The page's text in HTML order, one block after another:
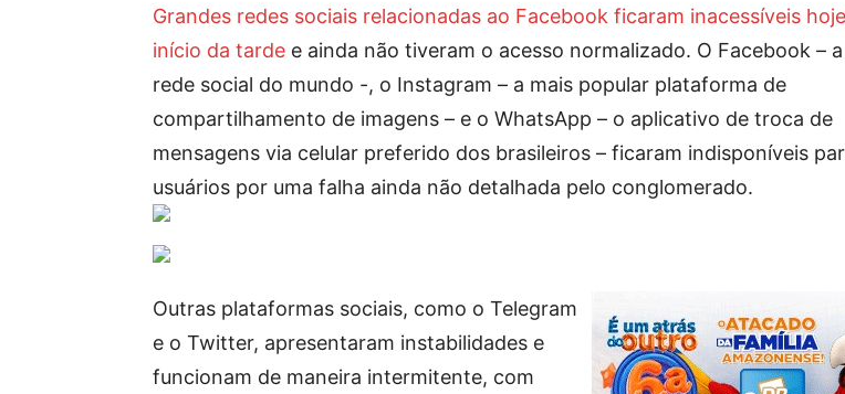
Grandes redes sociais relacionadas ao Facebook ficaram inacessíveis
início da tarde e ainda não tiveram o acesso normalizado. O Facebook –
rede social do mundo -, o Instagram – a mais popular plataforma de
compartilhamento de imagens – e o WhatsApp – o aplicativo de troca de
mensagens via celular preferido dos brasileiros – ficaram indisponíveis
usuários por uma falha ainda não detalhada pelo conglomerado.
Outras plataformas sociais, como o Telegram
e o Twitter, apresentaram instabilidades e
funcionam de maneira intermitente, com